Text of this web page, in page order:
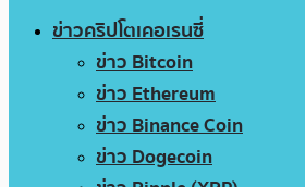
ข่าวคริปโตเคอเรนซี่
ข่าว Bitcoin
ข่าว Ethereum
ข่าว Binance Coin
ข่าว Dogecoin